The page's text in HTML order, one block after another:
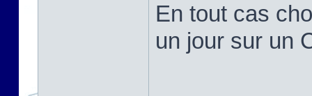
En tout cas
un jour sur un